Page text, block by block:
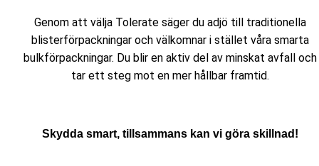
Genom att välja Tolerate säger du adjö till traditionella
blisterförpackningar och välkomnar i stället våra smarta
bulkförpackningar. Du blir en aktiv del av minskat avfall och
tar ett steg mot en mer hållbar framtid.
Skydda smart, tillsammans kan vi göra skillnad!